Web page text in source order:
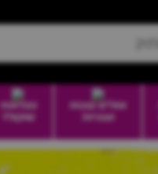
וופלים עוגות
ועוגיות
טבלאות
שוקולד